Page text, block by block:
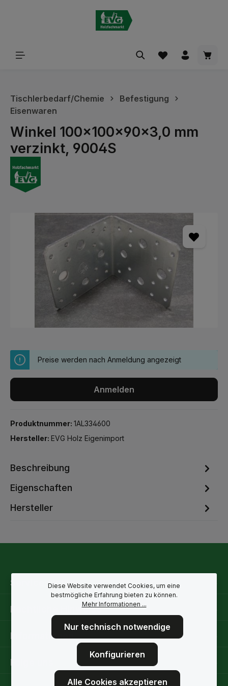
Tischlerbedarf/Chemie
Befestigung
Eisenwaren
Winkel 100x100x90x3,0 mm
verzinkt, 9004S
Bildergalerie überspringen
Preise werden nach Anmeldung angezeigt
Anmelden
Produktnummer: 1AL334600
Hersteller: EVG Holz Eigenimport
Beschreibung
Eigenschaften
Hersteller
Service-Hotline
Rechtliche Hinweise
Informationen
Folge uns
Diese Website verwendet Cookies, um eine
bestmögliche Erfahrung bieten zu können.
Mehr Informationen ...
Nur technisch notwendige
Konfigurieren
Alle Cookies akzeptieren